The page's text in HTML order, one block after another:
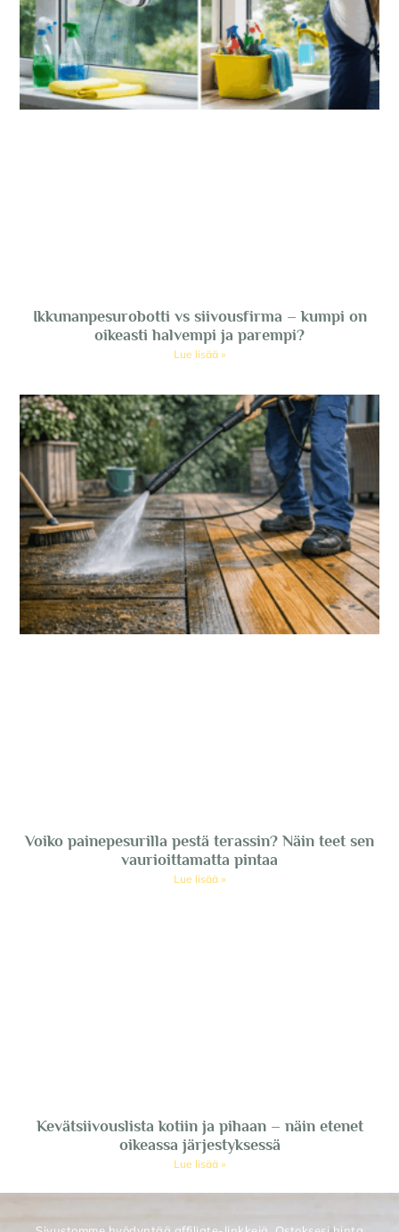
Ikkunanpesurobotti vs siivousfirma – kumpi on
oikeasti halvempi ja parempi?
Lue lisää »
Voiko painepesurilla pestä terassin? Näin teet sen
vaurioittamatta pintaa
Lue lisää »
Kevätsiivouslista kotiin ja pihaan – näin etenet
oikeassa järjestyksessä
Lue lisää »